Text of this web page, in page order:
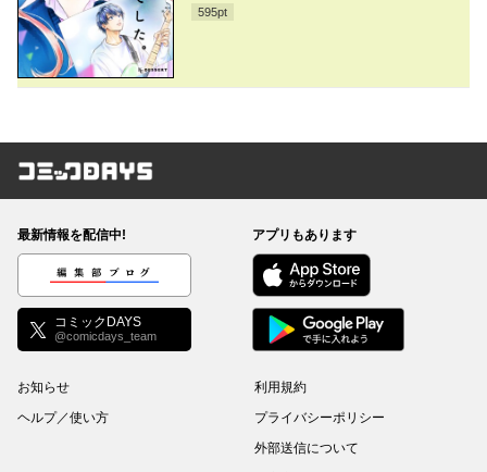
595pt
コミックDAYS
最新情報を配信中!
編集部ブログ
コミックDAYS
@comicdays_team
アプリもあります
お知らせ
ヘルプ／使い方
利用規約
プライバシーポリシー
外部送信について